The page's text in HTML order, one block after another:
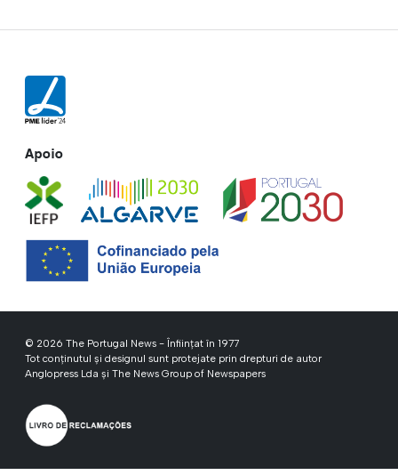
Apoio
© 2026 The Portugal News - Înființat în 1977
Tot conținutul și designul sunt protejate prin drepturi de autor
Anglopress Lda și The News Group of Newspapers